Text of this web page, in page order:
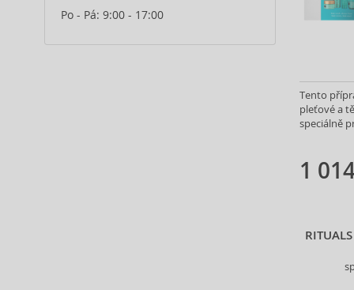
Tento
pleťové a
speciálně
1
Body Tones (3)
BodyBoom (9)
Po - Pá: 9:00 - 17:00